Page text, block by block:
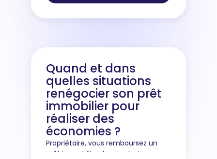
Quand et dans
quelles situations
renégocier son prêt
immobilier pour
réaliser des
économies ?
Propriétaire, vous remboursez un
prêt immobilier depuis plusieurs